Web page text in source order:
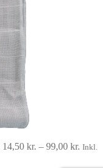
14,50 kr. – 99,00 kr. Inkl.